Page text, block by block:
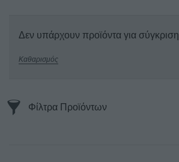
Δεν υπάρχουν προϊόντα για σύγκριση
Καθαρισμός
Φίλτρα Προϊόντων